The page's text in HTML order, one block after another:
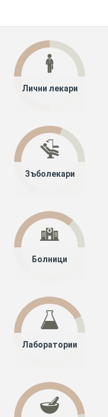
Лични лекари
Зъболекари
Болници
Лаборатории